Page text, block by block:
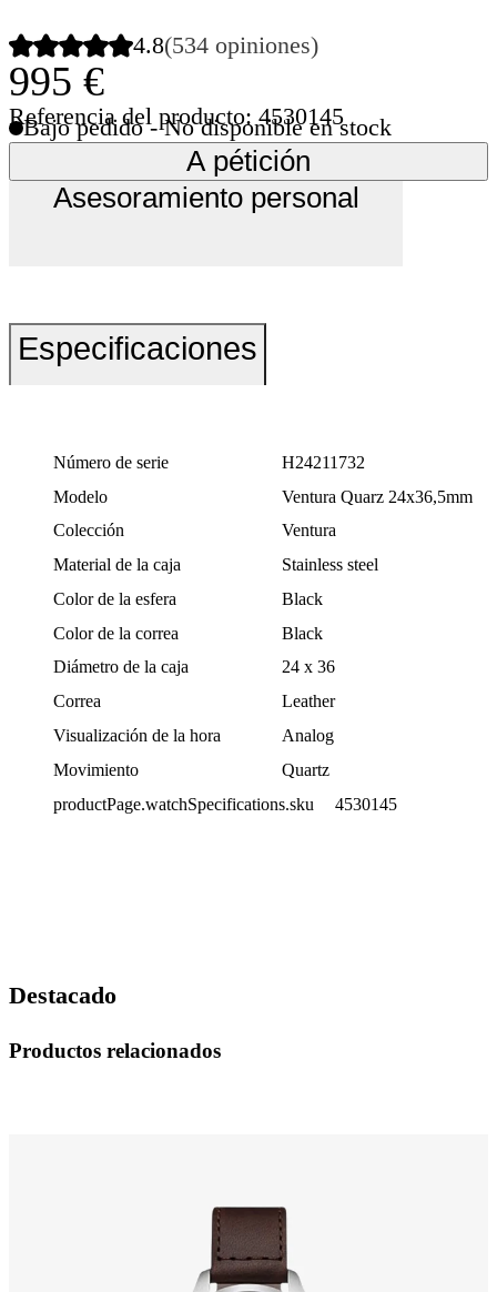
4.8(534 opiniones)
995 €
Referencia del producto: 4530145
Bajo pedido - No disponible en stock
A pétición
Asesoramiento personal
Especificaciones
Número de serie
H24211732
Modelo
Ventura Quarz 24x36,5mm
Colección
Ventura
Material de la caja
Stainless steel
Color de la esfera
Black
Color de la correa
Black
Diámetro de la caja
24 x 36
Correa
Leather
Visualización de la hora
Analog
Movimiento
Quartz
productPage.watchSpecifications.sku
4530145
Destacado
Productos relacionados